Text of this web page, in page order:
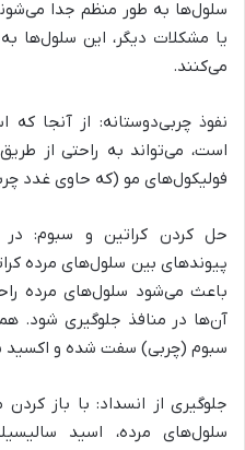
سلول‌ها به طور منظم جدا
یا مشکلات دیگر، این سلول‌ها
می‌کنند.
نفوذ چربی‌دوستانه: از آنجا
است، می‌تواند به راحتی از
فولیکول‌های مو (که حاوی غدد
حل کردن کراتین و سبوم: در
پیوندهای بین سلول‌های مرده
باعث می‌شود سلول‌های مرده
آن‌ها در منافذ جلوگیری شود.
سبوم (چربی) سفت شده و اکسید
جلوگیری از انسداد: با باز
سلول‌های مرده، اسید